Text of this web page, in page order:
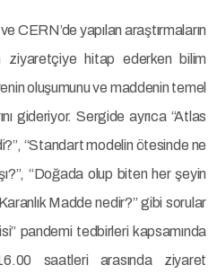
CERN’de yapılan araştırmaların
ziyaretçiye hitap ederken bilim
oluşumunu ve maddenin temel
gideriyor. Sergide ayrıca “Atlas
“Standart modelin ötesinde ne
“Doğada olup biten her şeyin
Madde nedir?” gibi sorular
pandemi tedbirleri kapsamında
saatleri arasında ziyaret